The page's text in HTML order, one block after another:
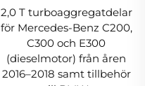
2,0 T turboaggregatdelar
för Mercedes-Benz C200,
C300 och E300
(dieselmotor) från åren
2016–2018 samt tillbehör